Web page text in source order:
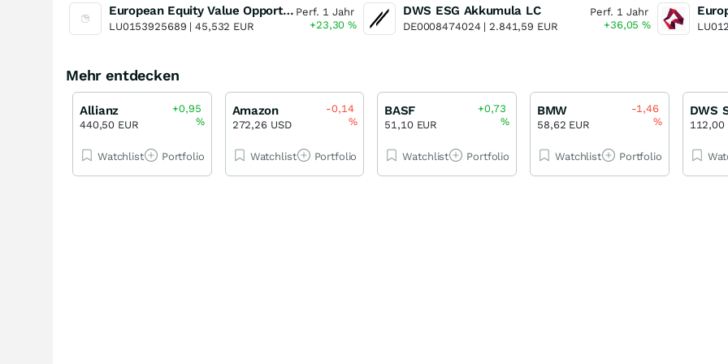
European Equity Value Opportunity (EUR) P-acc
LU0153925689 |45,532 EUR
Perf. 1 Jahr
+23,30%
DWS ESG Akkumula LC
DE0008474024 | 2.841,59 EUR
Perf. 1 Jahr
+36,05%
Mehr entdecken
Allianz
440,50 EUR
+0,95
%
Watchlist Portfolio
Amazon
272,26 USD
-0,14
%
Watchlist Portfolio
BASF
51,10 EUR
+0,73
%
Watchlist Portfolio
BMW
58,62 EUR
-1,46
%
Watchlist Portfolio
112,00